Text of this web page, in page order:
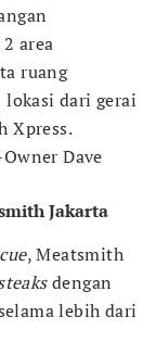
2 area
ruang
dari gerai
Xpress.
Dave
Jakarta
, Meatsmith
dengan
lebih dari